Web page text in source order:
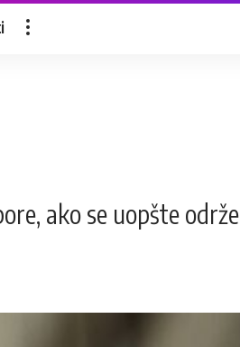
ako se uopšte održe